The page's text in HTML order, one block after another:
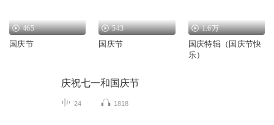
465
国庆节
543
国庆节
1.6万
国庆特辑（国庆节快
乐）
庆祝七一和国庆节
24 1818